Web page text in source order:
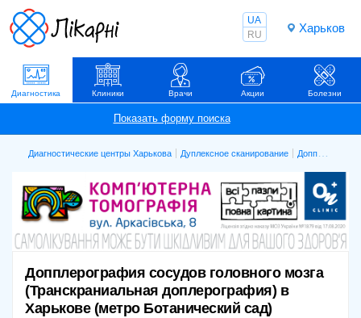
Харьков
UA
RU
Диагностика Клиники Врачи Акции Болезни
Диагностические центры Харькова Дуплексное сканирование Допплерография сосудов головного мозга (Транскраниальная доплерография)
Допплерография сосудов головного мозга
(Транскраниальная доплерография) в
Харькове (метро Ботанический сад)